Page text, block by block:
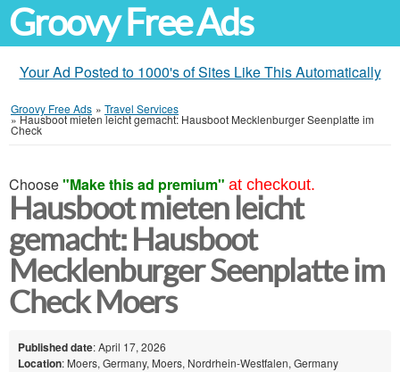
Groovy Free Ads
Your Ad Posted to 1000's of Sites Like This Automatically
Groovy Free Ads » Travel Services
»Hausboot mieten leicht gemacht: Hausboot Mecklenburger Seenplatte im
Check
Choose"Make this ad premium" at checkout.
Hausboot mieten leicht
gemacht: Hausboot
Mecklenburger Seenplatte im
Check Moers
Published date: April 17, 2026
Location: Moers, Germany, Moers, Nordrhein-Westfalen, Germany